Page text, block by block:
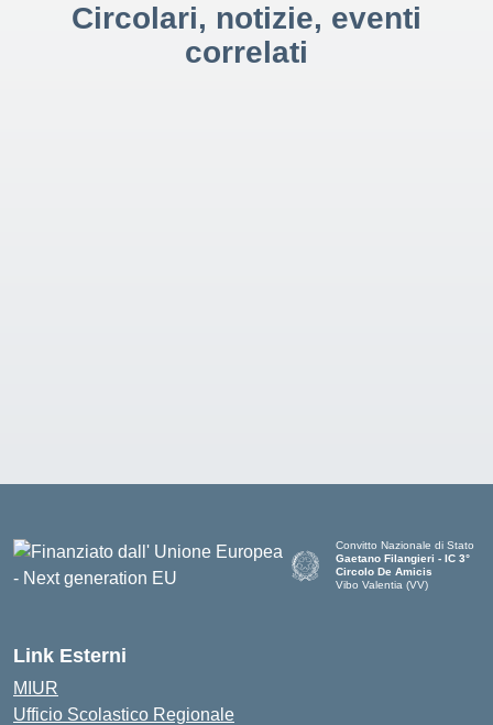
Circolari, notizie, eventi
correlati
Convitto Nazionale di Stato
Gaetano Filangieri - IC 3°
Circolo De Amicis
Vibo Valentia (VV)
Link Esterni
MIUR
Ufficio Scolastico Regionale